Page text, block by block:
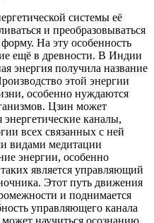
системы её
и преобразовываться
На эту особенность
ещё в древности. В Индии
энергия получила название
этой энергии
особенно нуждаются
Цзин может
энергетические каналы,
всех связанных с ней
видами медитации
энергии, особенно
является управляющий
Этот путь движения
и поднимается
управляющего канала
научиться осознанию